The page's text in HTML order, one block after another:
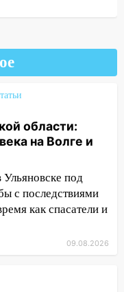
на
для
для всех
с 10 по 16
в
«море»
ожидается
9
области:
на Волге и
Ульяновске под
с последствиями
как спасатели и
09.08.2026